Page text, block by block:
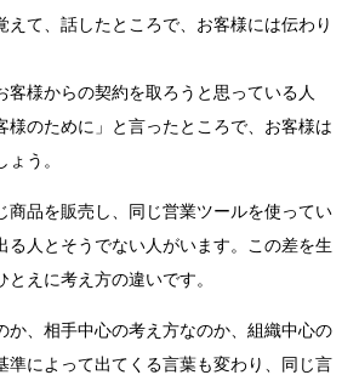
えて、話したところで、お客様には伝わり
客様からの契約を取ろうと思っている人
様のために」と言ったところで、お客様は
う。
商品を販売し、同じ営業ツールを使ってい
る人とそうでない人がいます。この差を生
えに考え方の違いです。
か、相手中心の考え方なのか、組織中心の
準によって出てくる言葉も変わり、同じ言